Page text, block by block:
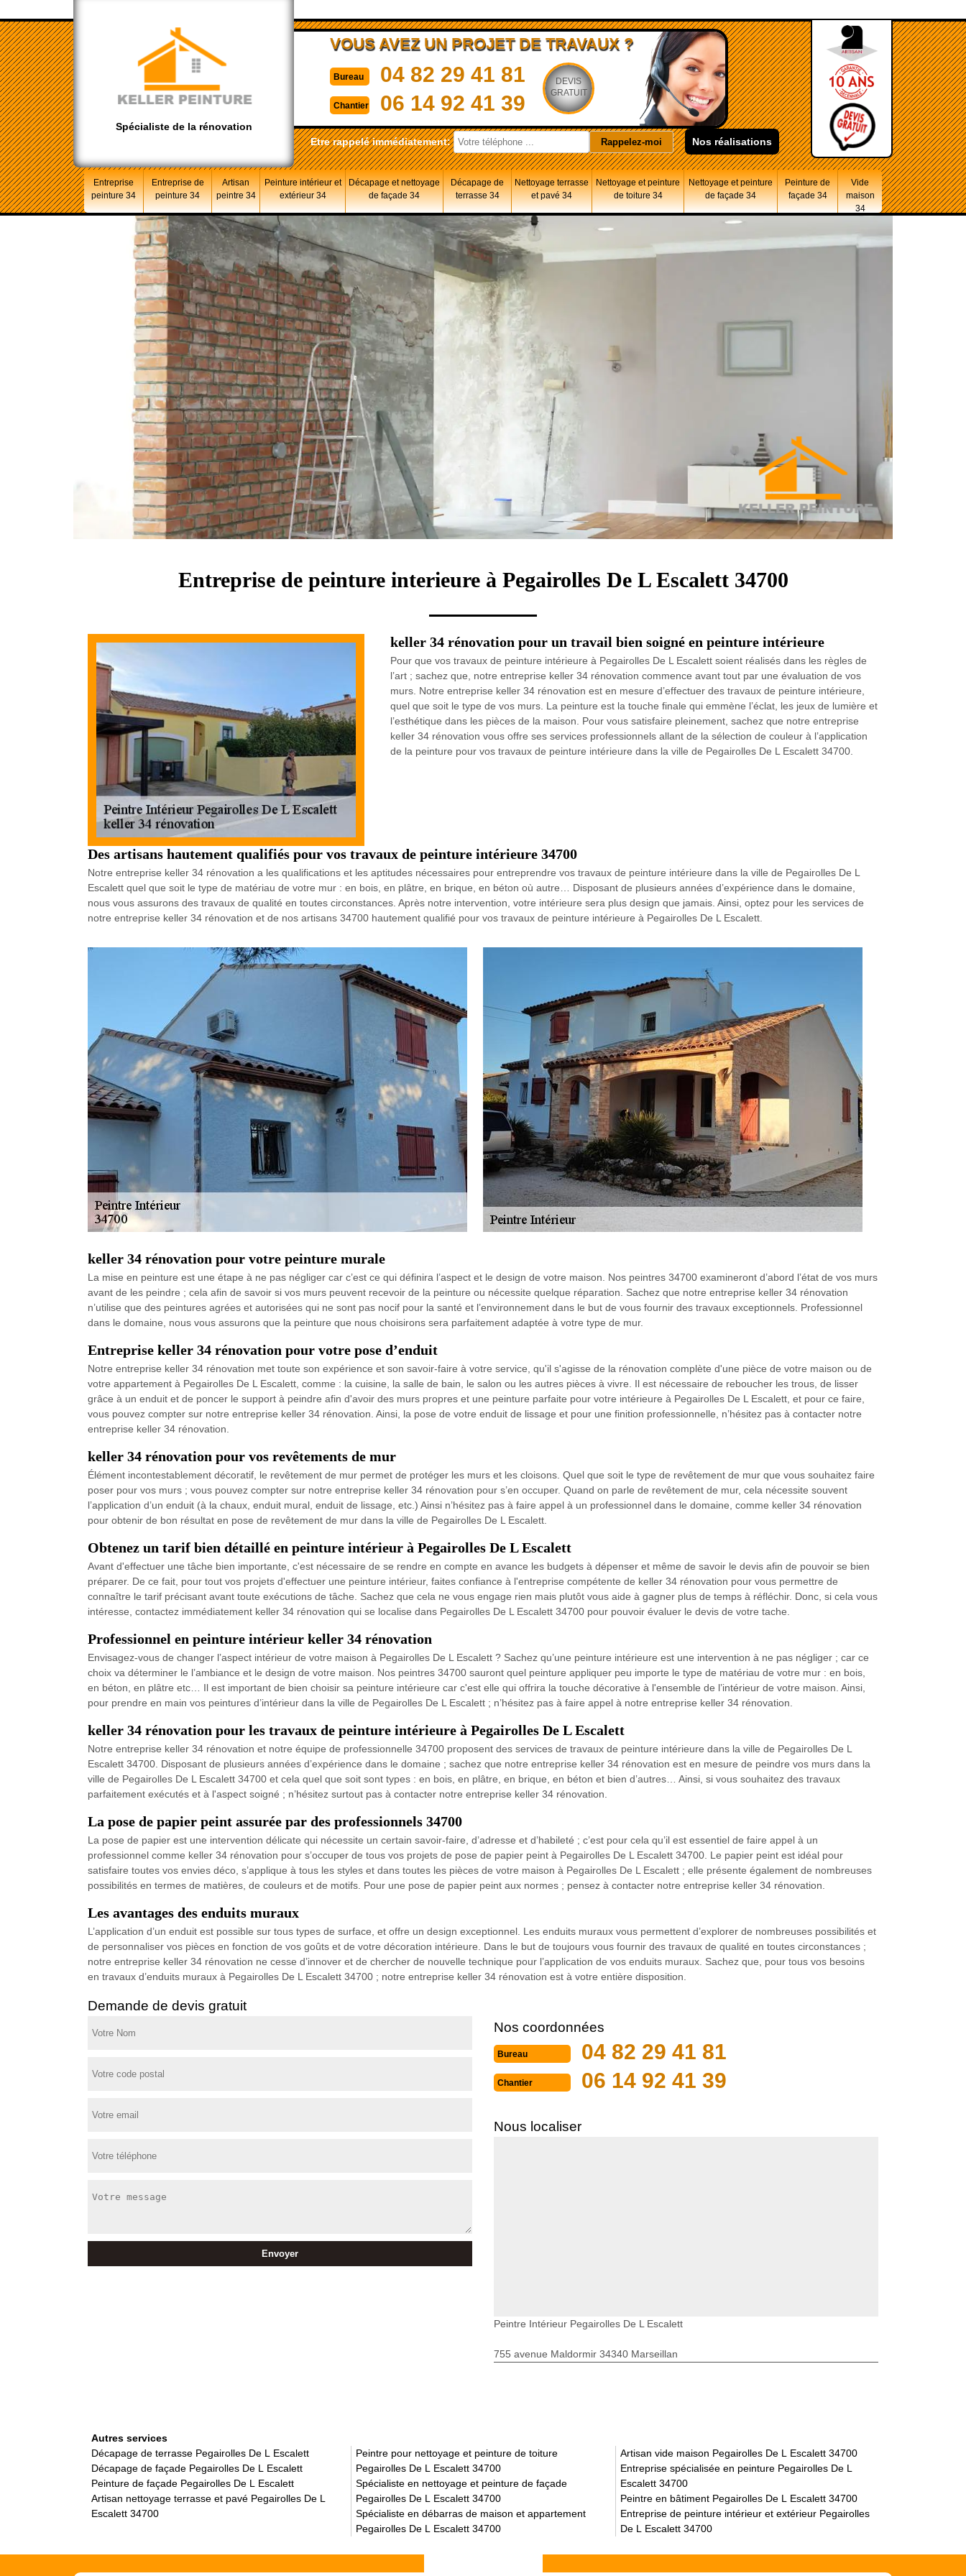
Spécialiste de la rénovation
VOUS AVEZ UN PROJET DE TRAVAUX ?
Bureau 04 82 29 41 81
Chantier 06 14 92 41 39
DEVIS
GRATUIT
Etre rappelé immédiatement: Nos réalisations
Entreprise
peinture 34
Entreprise de
peinture 34
Artisan
peintre 34
Peinture intérieur et
extérieur 34
Décapage et nettoyage
de façade 34
Décapage de
terrasse 34
Nettoyage terrasse
et pavé 34
Nettoyage et peinture
de toiture 34
Nettoyage et peinture
de façade 34
Peinture de
façade 34
Vide
maison
34
Entreprise de peinture interieure à Pegairolles De L Escalett 34700
keller 34 rénovation pour un travail bien soigné en peinture intérieure
Pour que vos travaux de peinture intérieure à Pegairolles De L Escalett soient réalisés dans les règles de
l’art ; sachez que, notre entreprise keller 34 rénovation commence avant tout par une évaluation de vos
murs. Notre entreprise keller 34 rénovation est en mesure d’effectuer des travaux de peinture intérieure,
quel que soit le type de vos murs. La peinture est la touche finale qui emmène l’éclat, les jeux de lumière et
l’esthétique dans les pièces de la maison. Pour vous satisfaire pleinement, sachez que notre entreprise
keller 34 rénovation vous offre ses services professionnels allant de la sélection de couleur à l’application
de la peinture pour vos travaux de peinture intérieure dans la ville de Pegairolles De L Escalett 34700.
Des artisans hautement qualifiés pour vos travaux de peinture intérieure 34700
Notre entreprise keller 34 rénovation a les qualifications et les aptitudes nécessaires pour entreprendre vos travaux de peinture intérieure dans la ville de Pegairolles De L
Escalett quel que soit le type de matériau de votre mur : en bois, en plâtre, en brique, en béton où autre… Disposant de plusieurs années d’expérience dans le domaine,
nous vous assurons des travaux de qualité en toutes circonstances. Après notre intervention, votre intérieure sera plus design que jamais. Ainsi, optez pour les services de
notre entreprise keller 34 rénovation et de nos artisans 34700 hautement qualifié pour vos travaux de peinture intérieure à Pegairolles De L Escalett.
keller 34 rénovation pour votre peinture murale
La mise en peinture est une étape à ne pas négliger car c’est ce qui définira l’aspect et le design de votre maison. Nos peintres 34700 examineront d’abord l’état de vos murs
avant de les peindre ; cela afin de savoir si vos murs peuvent recevoir de la peinture ou nécessite quelque réparation. Sachez que notre entreprise keller 34 rénovation
n’utilise que des peintures agrées et autorisées qui ne sont pas nocif pour la santé et l’environnement dans le but de vous fournir des travaux exceptionnels. Professionnel
dans le domaine, nous vous assurons que la peinture que nous choisirons sera parfaitement adaptée à votre type de mur.
Entreprise keller 34 rénovation pour votre pose d’enduit
Notre entreprise keller 34 rénovation met toute son expérience et son savoir-faire à votre service, qu'il s'agisse de la rénovation complète d'une pièce de votre maison ou de
votre appartement à Pegairolles De L Escalett, comme : la cuisine, la salle de bain, le salon ou les autres pièces à vivre. Il est nécessaire de reboucher les trous, de lisser
grâce à un enduit et de poncer le support à peindre afin d'avoir des murs propres et une peinture parfaite pour votre intérieure à Pegairolles De L Escalett, et pour ce faire,
vous pouvez compter sur notre entreprise keller 34 rénovation. Ainsi, la pose de votre enduit de lissage et pour une finition professionnelle, n’hésitez pas à contacter notre
entreprise keller 34 rénovation.
keller 34 rénovation pour vos revêtements de mur
Élément incontestablement décoratif, le revêtement de mur permet de protéger les murs et les cloisons. Quel que soit le type de revêtement de mur que vous souhaitez faire
poser pour vos murs ; vous pouvez compter sur notre entreprise keller 34 rénovation pour s’en occuper. Quand on parle de revêtement de mur, cela nécessite souvent
l’application d’un enduit (à la chaux, enduit mural, enduit de lissage, etc.) Ainsi n’hésitez pas à faire appel à un professionnel dans le domaine, comme keller 34 rénovation
pour obtenir de bon résultat en pose de revêtement de mur dans la ville de Pegairolles De L Escalett.
Obtenez un tarif bien détaillé en peinture intérieur à Pegairolles De L Escalett
Avant d'effectuer une tâche bien importante, c'est nécessaire de se rendre en compte en avance les budgets à dépenser et même de savoir le devis afin de pouvoir se bien
préparer. De ce fait, pour tout vos projets d'effectuer une peinture intérieur, faites confiance à l'entreprise compétente de keller 34 rénovation pour vous permettre de
connaître le tarif précisant avant toute exécutions de tâche. Sachez que cela ne vous engage rien mais plutôt vous aide à gagner plus de temps à réfléchir. Donc, si cela vous
intéresse, contactez immédiatement keller 34 rénovation qui se localise dans Pegairolles De L Escalett 34700 pour pouvoir évaluer le devis de votre tache.
Professionnel en peinture intérieur keller 34 rénovation
Envisagez-vous de changer l’aspect intérieur de votre maison à Pegairolles De L Escalett ? Sachez qu’une peinture intérieure est une intervention à ne pas négliger ; car ce
choix va déterminer le l’ambiance et le design de votre maison. Nos peintres 34700 sauront quel peinture appliquer peu importe le type de matériau de votre mur : en bois,
en béton, en plâtre etc… Il est important de bien choisir sa peinture intérieure car c'est elle qui offrira la touche décorative à l'ensemble de l’intérieur de votre maison. Ainsi,
pour prendre en main vos peintures d’intérieur dans la ville de Pegairolles De L Escalett ; n’hésitez pas à faire appel à notre entreprise keller 34 rénovation.
keller 34 rénovation pour les travaux de peinture intérieure à Pegairolles De L Escalett
Notre entreprise keller 34 rénovation et notre équipe de professionnelle 34700 proposent des services de travaux de peinture intérieure dans la ville de Pegairolles De L
Escalett 34700. Disposant de plusieurs années d’expérience dans le domaine ; sachez que notre entreprise keller 34 rénovation est en mesure de peindre vos murs dans la
ville de Pegairolles De L Escalett 34700 et cela quel que soit sont types : en bois, en plâtre, en brique, en béton et bien d’autres… Ainsi, si vous souhaitez des travaux
parfaitement exécutés et à l'aspect soigné ; n’hésitez surtout pas à contacter notre entreprise keller 34 rénovation.
La pose de papier peint assurée par des professionnels 34700
La pose de papier est une intervention délicate qui nécessite un certain savoir-faire, d’adresse et d’habileté ; c’est pour cela qu’il est essentiel de faire appel à un
professionnel comme keller 34 rénovation pour s’occuper de tous vos projets de pose de papier peint à Pegairolles De L Escalett 34700. Le papier peint est idéal pour
satisfaire toutes vos envies déco, s’applique à tous les styles et dans toutes les pièces de votre maison à Pegairolles De L Escalett ; elle présente également de nombreuses
possibilités en termes de matières, de couleurs et de motifs. Pour une pose de papier peint aux normes ; pensez à contacter notre entreprise keller 34 rénovation.
Les avantages des enduits muraux
L’application d’un enduit est possible sur tous types de surface, et offre un design exceptionnel. Les enduits muraux vous permettent d’explorer de nombreuses possibilités et
de personnaliser vos pièces en fonction de vos goûts et de votre décoration intérieure. Dans le but de toujours vous fournir des travaux de qualité en toutes circonstances ;
notre entreprise keller 34 rénovation ne cesse d’innover et de chercher de nouvelle technique pour l’application de vos enduits muraux. Sachez que, pour tous vos besoins
en travaux d’enduits muraux à Pegairolles De L Escalett 34700 ; notre entreprise keller 34 rénovation est à votre entière disposition.
Demande de devis gratuit
Nos coordonnées
Bureau 04 82 29 41 81
Chantier 06 14 92 41 39
Nous localiser
Peintre Intérieur Pegairolles De L Escalett
755 avenue Maldormir 34340 Marseillan
Autres services
Décapage de terrasse Pegairolles De L Escalett
Décapage de façade Pegairolles De L Escalett
Peinture de façade Pegairolles De L Escalett
Artisan nettoyage terrasse et pavé Pegairolles De L
Escalett 34700
Peintre pour nettoyage et peinture de toiture
Pegairolles De L Escalett 34700
Spécialiste en nettoyage et peinture de façade
Pegairolles De L Escalett 34700
Spécialiste en débarras de maison et appartement
Pegairolles De L Escalett 34700
Artisan vide maison Pegairolles De L Escalett 34700
Entreprise spécialisée en peinture Pegairolles De L
Escalett 34700
Peintre en bâtiment Pegairolles De L Escalett 34700
Entreprise de peinture intérieur et extérieur Pegairolles
De L Escalett 34700